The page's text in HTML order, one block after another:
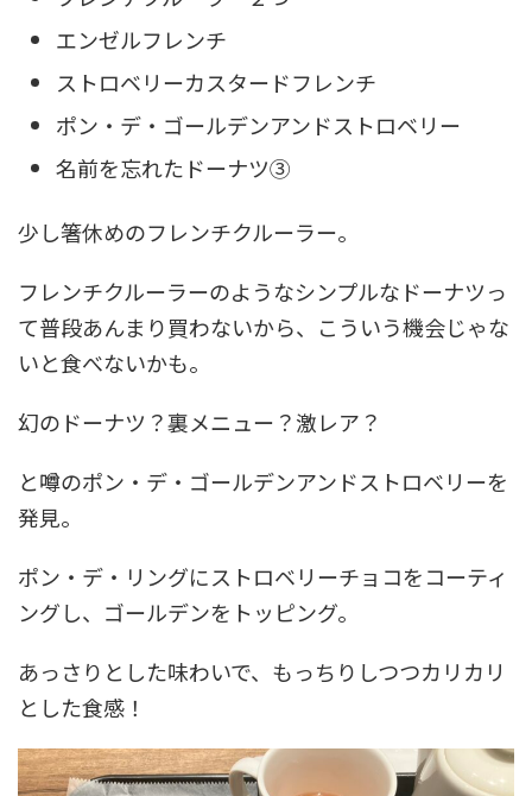
エンゼルフレンチ
ストロベリーカスタードフレンチ
ポン・デ・ゴールデンアンドストロベリー
名前を忘れたドーナツ③
少し箸休めのフレンチクルーラー。
フレンチクルーラーのようなシンプルなドーナツっ
て普段あんまり買わないから、こういう機会じゃな
いと食べないかも。
幻のドーナツ？裏メニュー？激レア？
と噂のポン・デ・ゴールデンアンドストロベリーを
発見。
ポン・デ・リングにストロベリーチョコをコーティ
ングし、ゴールデンをトッピング。
あっさりとした味わいで、もっちりしつつカリカリ
とした食感！